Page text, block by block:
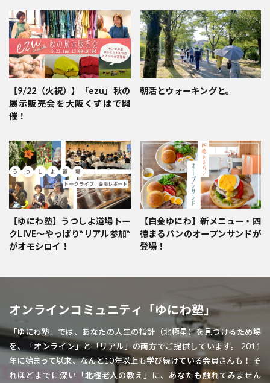
【9/22（火祝）】「ezu」秋の
展示販売会を大阪くずはで開
催！
朝活とウォーキングと。
【ゆにわ塾】うつしよ道場トー
クLIVE～やっぱり‶リアル参加‶
がオモシロイ！
【白金ゆにわ】新メニュー・四
徳まるパンのオープンサンドが
登場！
オンラインコミュニティ「ゆにわ塾」
「ゆにわ塾」では、あなたの人生の指針（北極星）を見つけるため場
を、「オンライン」と「リアル」の両方でご提供しています。 2011
年に始まって以来、なんと10年以上も学び続けている会員さんも！ そ
れほどまでに深い「北極老人の教え」に、あなたも触れてみません